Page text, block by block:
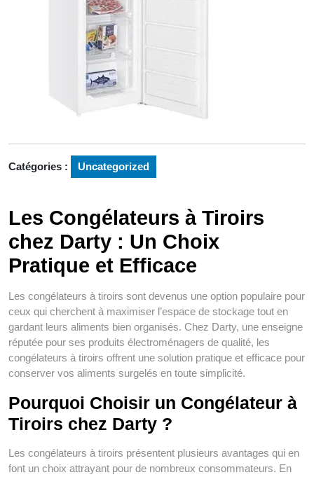
Catégories : Uncategorized
Les Congélateurs à Tiroirs
chez Darty : Un Choix
Pratique et Efficace
Les congélateurs à tiroirs sont devenus une option populaire pour
ceux qui cherchent à maximiser l’espace de stockage tout en
gardant leurs aliments bien organisés. Chez Darty, une enseigne
réputée pour ses produits électroménagers de qualité, les
congélateurs à tiroirs offrent une solution pratique et efficace pour
conserver vos aliments surgelés en toute simplicité.
Pourquoi Choisir un Congélateur à
Tiroirs chez Darty ?
Les congélateurs à tiroirs présentent plusieurs avantages qui en
font un choix attrayant pour de nombreux consommateurs. En